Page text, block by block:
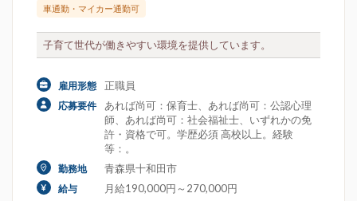
車通勤・マイカー通勤可
子育て世代が働きやすい環境を提供しています。
雇用形態 正職員
応募要件
あれば尚可：保育士、あれば尚可：公認心理
師、あれば尚可：社会福祉士、いずれかの免
許・資格で可。学歴必須 高校以上。経験
等：。
勤務地 青森県十和田市
給与 月給190,000円～270,000円